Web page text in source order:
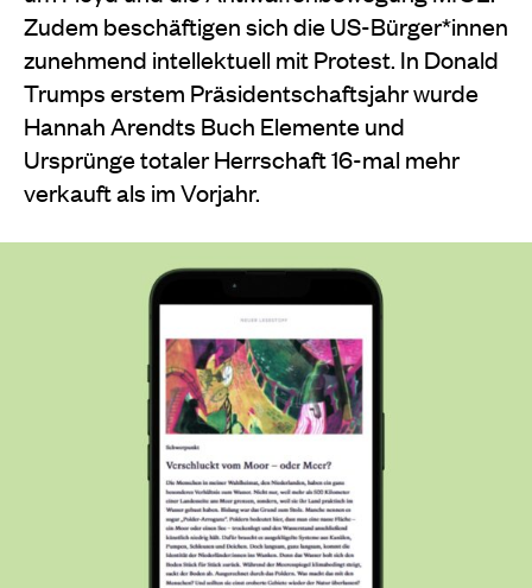
Zudem beschäftigen sich die US-Bürger*innen
zunehmend intellektuell mit Protest. In Donald
Trumps erstem Präsidentschaftsjahr wurde
Hannah Arendts Buch Elemente und
Ursprünge totaler Herrschaft 16-mal mehr
verkauft als im Vorjahr.